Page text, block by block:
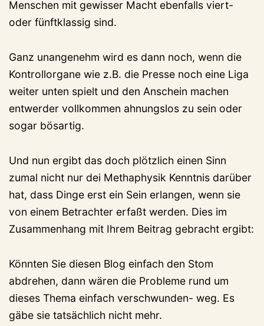
Menschen mit gewisser Macht ebenfalls viert-
oder fünftklassig sind.
Ganz unangenehm wird es dann noch, wenn die
Kontrollorgane wie z.B. die Presse noch eine Liga
weiter unten spielt und den Anschein machen
entwerder vollkommen ahnungslos zu sein oder
sogar bösartig.
Und nun ergibt das doch plötzlich einen Sinn
zumal nicht nur dei Methaphysik Kenntnis darüber
hat, dass Dinge erst ein Sein erlangen, wenn sie
von einem Betrachter erfaßt werden. Dies im
Zusammenhang mit Ihrem Beitrag gebracht ergibt:
Könnten Sie diesen Blog einfach den Stom
abdrehen, dann wären die Probleme rund um
dieses Thema einfach verschwunden- weg. Es
gäbe sie tatsächlich nicht mehr.